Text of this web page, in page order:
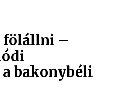
fölállni –
bakonybéli